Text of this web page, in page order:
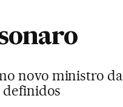
novo ministro da
definidos